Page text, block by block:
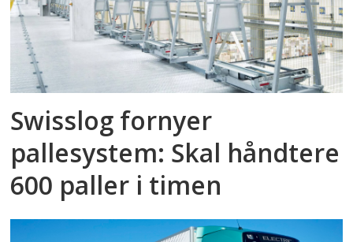
Swisslog fornyer
pallesystem: Skal håndtere
600 paller i timen